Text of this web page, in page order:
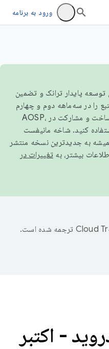
ورود به برنامه
مدل توسعه پایدار ترانک و تضمین
را در سه‌ماهه دوم و چهارم
کنید. شاخه مانیفست
به جدیدترین نسخه منتشر
تغییرات در
ترجمه شده است.
- اکتبر